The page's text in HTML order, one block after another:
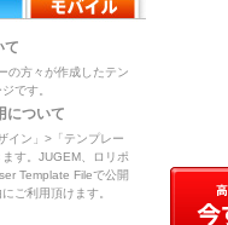
て
の方々が作成したテン
です。
について
イン」>「テンプレー
す。JUGEM、ロリポ
Template Fileで公開
ご利用頂けます。